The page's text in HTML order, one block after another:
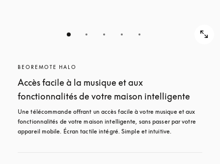
BEOREMOTE HALO
Accès facile à la musique et aux
fonctionnalités de votre maison intelligente
Une télécommande offrant un accès facile à votre musique et aux
fonctionnalités de votre maison intelligente, sans passer par votre
appareil mobile. Écran tactile intégré. Simple et intuitive.